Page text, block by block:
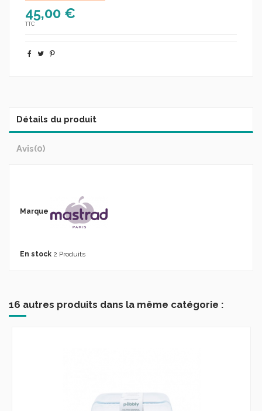
45,00 €
TTC
Détails du produit
Avis(0)
Marque
En stock 2 Produits
16 autres produits dans la même catégorie :